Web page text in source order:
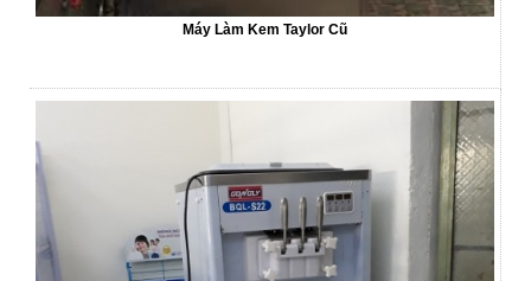
Máy Làm Kem Taylor Cũ